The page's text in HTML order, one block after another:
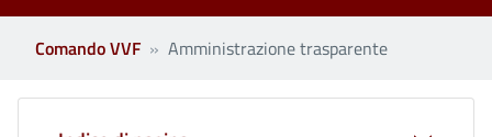
Comando VVF Amministrazione trasparente